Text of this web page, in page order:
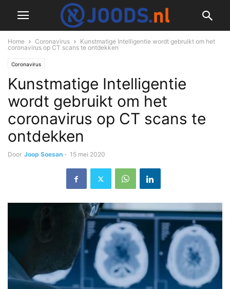
Home Coronavirus
Kunstmatige Intelligentie wordt gebruikt om het
coronavirus op CT scans te ontdekken
Coronavirus
Kunstmatige Intelligentie
wordt gebruikt om het
coronavirus op CT scans te
ontdekken
Door Joop Soesan - 15 mei 2020